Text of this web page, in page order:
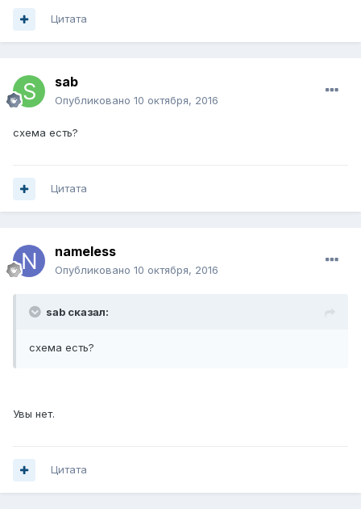
Цитата
sab
Опубликовано 10 октября, 2016
схема есть?
Цитата
nameless
Опубликовано 10 октября, 2016
sab сказал:
схема есть?
Увы нет.
Цитата